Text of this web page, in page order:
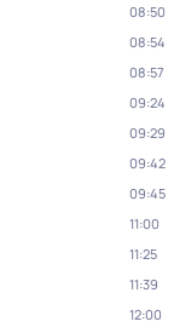
08:50
08:54
08:57
09:24
09:29
09:42
09:45
11:00
11:25
11:39
12:00